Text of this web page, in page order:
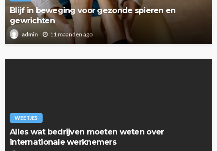
Blijf in beweging voor gezonde spieren en
gewrichten
admin 11 maanden ago
WEETJES
Alles wat bedrijven moeten weten over
internationale werknemers